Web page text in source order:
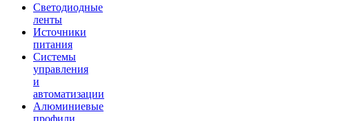
Светодиодные
ленты
Источники
питания
Системы
управления
и
автоматизации
Алюминиевые
профили